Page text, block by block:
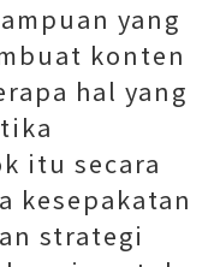
yang
konten
hal yang
itu secara
kesepakatan
strategi